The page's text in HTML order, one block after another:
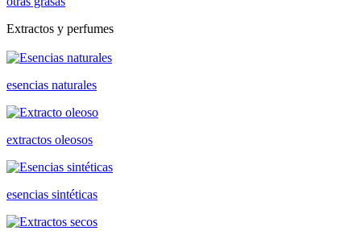
Extractos y perfumes
esencias naturales
extractos oleosos
esencias sintéticas